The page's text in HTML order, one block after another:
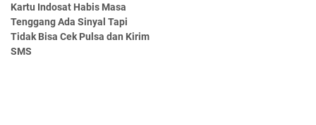
Kartu Indosat Habis Masa
Tenggang Ada Sinyal Tapi
Tidak Bisa Cek Pulsa dan Kirim
SMS